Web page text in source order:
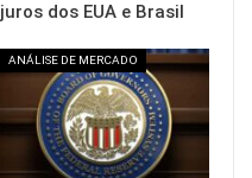
juros dos EUA e Brasil
ANÁLISE DE MERCADO